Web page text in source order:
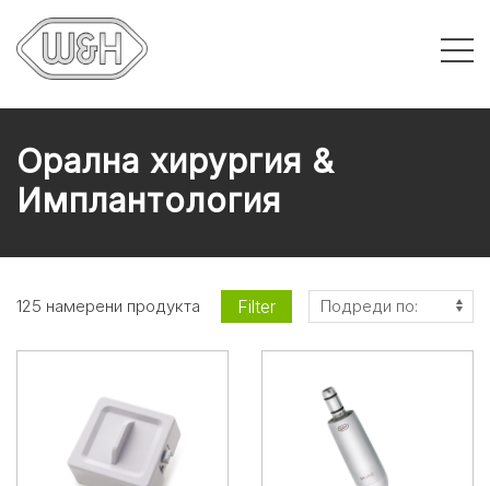
Орална хирургия &
Имплантология
125 намерени продукта Filter